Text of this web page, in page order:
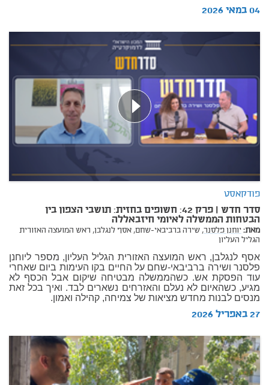
04 במאי 2026
פודקאסט
סדר חדש | פרק 42: חשופים בחזית: תושבי הצפון בין
הבטחות הממשלה לאיומי חיזבאללה
מאת:יוחנן פלסנר, שירה ברביבאי-שחם, אסף לנגלבן, ראש המועצה האזורית
הגליל העליון
אסף לנגלבן, ראש המועצה האזורית הגליל העליון, מספר ליוחנן
פלסנר ושירה ברביבאי-שחם על החיים בקו העימות ביום שאחרי
עוד הפסקת אש. כשהממשלה מבטיחה שיקום אבל הכסף לא
מגיע, כשהאיום לא נעלם והאזרחים נשארים לבד. ואיך בכל זאת
מנסים לבנות מחדש מציאות של צמיחה, קהילה ואמון.
27 באפריל 2026